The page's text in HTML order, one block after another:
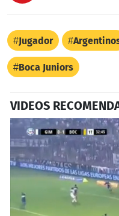
Jugador
Boca Juniors
VIDEOS